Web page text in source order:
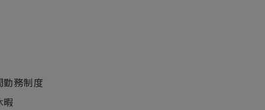
勤務制度
暇